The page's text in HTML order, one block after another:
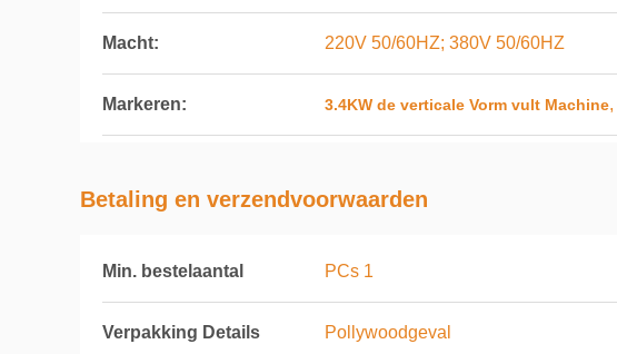
Macht: 220V 50/60HZ; 380V 50/60HZ
Markeren: 3.4KW de verticale Vorm vult Machine,
Betaling en verzendvoorwaarden
Min. bestelaantal PCs 1
Verpakking Details Pollywoodgeval